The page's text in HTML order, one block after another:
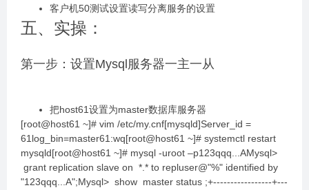
客户机50测试设置读写分离服务的设置
五、实操：
第一步：设置Mysql服务器一主一从
把host61设置为master数据库服务器
[root@host61 ~]# vim /etc/my.cnf[mysqld]Server_id =
61log_bin=master61:wq[root@host61 ~]# systemctl restart
mysqld[root@host61 ~]# mysql -uroot –p123qqq...AMysql>
grant replication slave on *.* to repluser@"%" identified by
"123qqq...A";Mysql> show master status ;+-----------------+---